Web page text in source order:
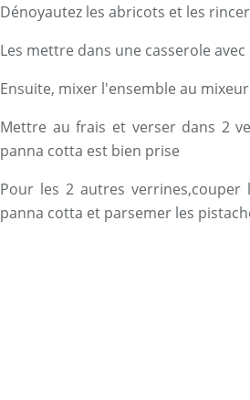
Dénoyautez les abricots et les
Les mettre dans une casserole
Ensuite, mixer l'ensemble au
Mettre au frais et verser dans 2
panna cotta est bien prise
Pour les 2 autres
panna cotta et parsemer les